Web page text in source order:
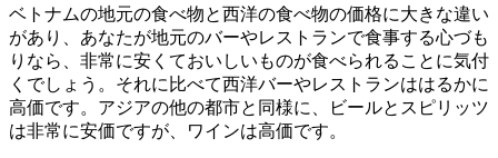
ベトナムの地元の食べ物と西洋の食べ物の価格に大きな違い
があり、あなたが地元のバーやレストランで食事する心づも
りなら、非常に安くておいしいものが食べられることに気付
くでしょう。それに比べて西洋バーやレストランははるかに
高価です。アジアの他の都市と同様に、ビールとスピリッツ
は非常に安価ですが、ワインは高価です。